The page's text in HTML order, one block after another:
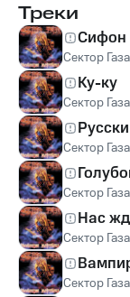
Треки
Сифон
Сектор Газа
Ку-ку
Сектор Газа
Сектор Газа
Сектор Газа
Нас
Сектор Газа
Сектор Газа